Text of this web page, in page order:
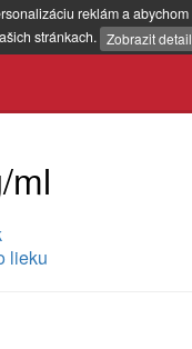
reklám a
stránkach. Zobrazit
ml
lieku